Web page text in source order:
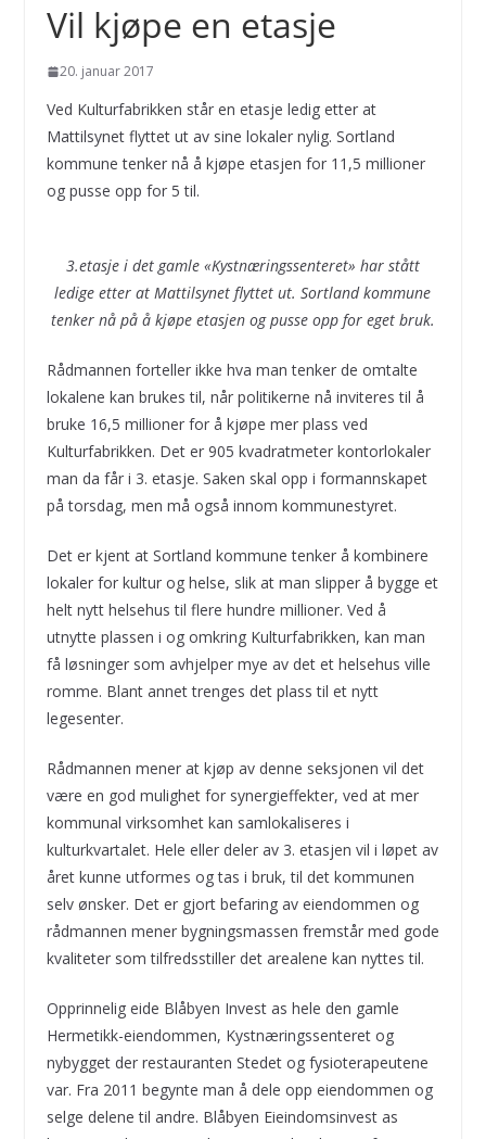
Vil kjøpe en etasje
20. januar 2017
Ved Kulturfabrikken står en etasje ledig etter at
Mattilsynet flyttet ut av sine lokaler nylig. Sortland
kommune tenker nå å kjøpe etasjen for 11,5 millioner
og pusse opp for 5 til.
3.etasje i det gamle «Kystnæringssenteret» har stått
ledige etter at Mattilsynet flyttet ut. Sortland kommune
tenker nå på å kjøpe etasjen og pusse opp for eget bruk.
Rådmannen forteller ikke hva man tenker de omtalte
lokalene kan brukes til, når politikerne nå inviteres til å
bruke 16,5 millioner for å kjøpe mer plass ved
Kulturfabrikken. Det er 905 kvadratmeter kontorlokaler
man da får i 3. etasje. Saken skal opp i formannskapet
på torsdag, men må også innom kommunestyret.
Det er kjent at Sortland kommune tenker å kombinere
lokaler for kultur og helse, slik at man slipper å bygge et
helt nytt helsehus til flere hundre millioner. Ved å
utnytte plassen i og omkring Kulturfabrikken, kan man
få løsninger som avhjelper mye av det et helsehus ville
romme. Blant annet trenges det plass til et nytt
legesenter.
Rådmannen mener at kjøp av denne seksjonen vil det
være en god mulighet for synergieffekter, ved at mer
kommunal virksomhet kan samlokaliseres i
kulturkvartalet. Hele eller deler av 3. etasjen vil i løpet av
året kunne utformes og tas i bruk, til det kommunen
selv ønsker. Det er gjort befaring av eiendommen og
rådmannen mener bygningsmassen fremstår med gode
kvaliteter som tilfredsstiller det arealene kan nyttes til.
Opprinnelig eide Blåbyen Invest as hele den gamle
Hermetikk-eiendommen, Kystnæringssenteret og
nybygget der restauranten Stedet og fysioterapeutene
var. Fra 2011 begynte man å dele opp eiendommen og
selge delene til andre. Blåbyen Eieindomsinvest as